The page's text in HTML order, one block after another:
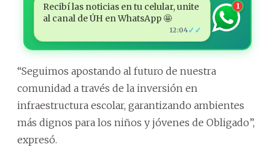
Recibí las noticias en tu celular, unite
al canal de ÚH en WhatsApp 🤩
12:04✓✓
1
“Seguimos apostando al futuro de nuestra
comunidad a través de la inversión en
infraestructura escolar, garantizando ambientes
más dignos para los niños y jóvenes de Obligado”,
expresó.